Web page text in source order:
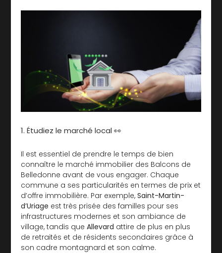
1. Étudiez le marché local 👀
Il est essentiel de prendre le temps de bien
connaître le marché immobilier des Balcons de
Belledonne avant de vous engager. Chaque
commune a ses particularités en termes de prix et
d’offre immobilière. Par exemple,Saint-Martin-
d’Uriage est très prisée des familles pour ses
infrastructures modernes et son ambiance de
village, tandis queAllevard attire de plus en plus
de retraités et de résidents secondaires grâce à
son cadre montagnard et son calme.